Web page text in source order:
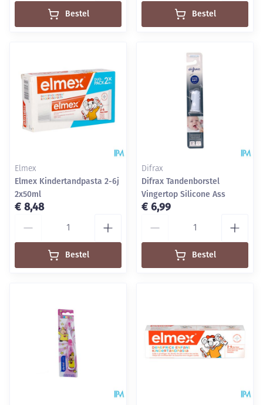
Bestel Bestel
Elmex
Elmex Kindertandpasta 2-6j
2x50ml
€ 8,48
Bestel
Difrax
Difrax Tandenborstel
Vingertop Silicone Ass
€ 6,99
Bestel